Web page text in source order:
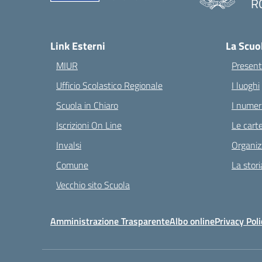
Link Esterni
MIUR
Ufficio Scolastico Regionale
Scuola in Chiaro
Iscrizioni On Line
Invalsi
Comune
Vecchio sito Scuola
La
I luoghi
I
Le
La
Amministrazione TrasparenteAlbo onlinePrivacy